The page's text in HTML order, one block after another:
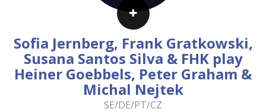
Sofia Jernberg, Frank Gratkowski,
Susana Santos Silva & FHK play
Heiner Goebbels, Peter Graham &
Michal Nejtek
SE/DE/PT/CZ